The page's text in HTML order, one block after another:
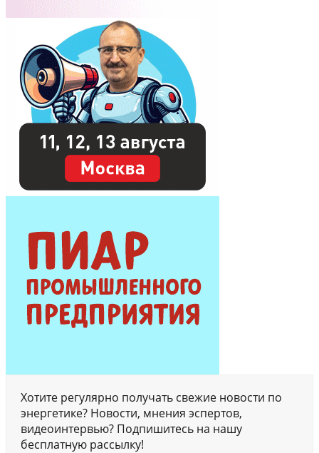
Хотите регулярно получать свежие новости по
энергетике? Новости, мнения эспертов,
видеоинтервью? Подпишитесь на нашу
бесплатную рассылку!